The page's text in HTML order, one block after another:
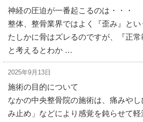
神経の圧迫が一番起こるのは・・・
整体、整骨業界ではよく『歪み』とい
たしかに骨はズレるのですが、『正常
と考えるとわか …
2025年9月13日
施術の目的について
なかの中央整骨院の施術は、痛みや
み止め」などにより感覚を鈍らせて軽